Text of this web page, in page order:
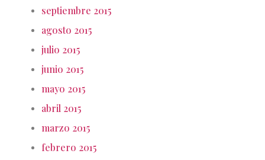
septiembre 2015
agosto 2015
julio 2015
junio 2015
mayo 2015
abril 2015
marzo 2015
febrero 2015